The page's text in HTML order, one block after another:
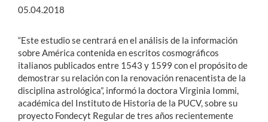
05.04.2018
“Este estudio se centrará en el análisis de la información
sobre América contenida en escritos cosmográficos
italianos publicados entre 1543 y 1599 con el propósito de
demostrar su relación con la renovación renacentista de la
disciplina astrológica”, informó la doctora Virginia Iommi,
académica del Instituto de Historia de la PUCV, sobre su
proyecto Fondecyt Regular de tres años recientemente